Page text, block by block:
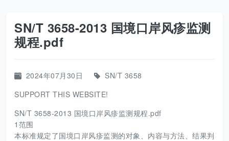
SN/T 3658-2013 国境口岸风疹监测
规程.pdf
2024年07月30日
SN/T 3658
SUPPORT THIS WEBSITE!
SN/T 3658-2013 国境口岸风疹监测规程.pdf
1范围
本标准规定了国境口岸风疹监测的对象、内容与方法、结果判